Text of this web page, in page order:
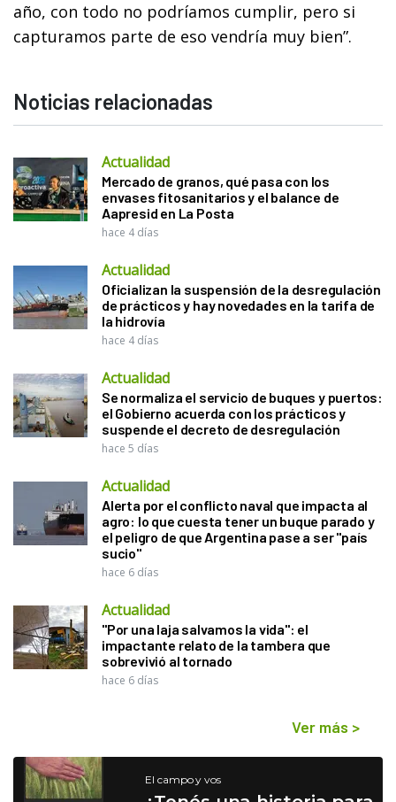
año, con todo no podríamos cumplir, pero si
capturamos parte de eso vendría muy bien”.
Noticias relacionadas
Actualidad
Mercado de granos, qué pasa con los
envases fitosanitarios y el balance de
Aapresid en La Posta
hace 4 días
Actualidad
Oficializan la suspensión de la desregulación
de prácticos y hay novedades en la tarifa de
la hidrovía
hace 4 días
Actualidad
Se normaliza el servicio de buques y puertos:
el Gobierno acuerda con los prácticos y
suspende el decreto de desregulación
hace 5 días
Actualidad
Alerta por el conflicto naval que impacta al
agro: lo que cuesta tener un buque parado y
el peligro de que Argentina pase a ser "país
sucio"
hace 6 días
Actualidad
"Por una laja salvamos la vida": el
impactante relato de la tambera que
sobrevivió al tornado
hace 6 días
Ver más >
El campo y vos